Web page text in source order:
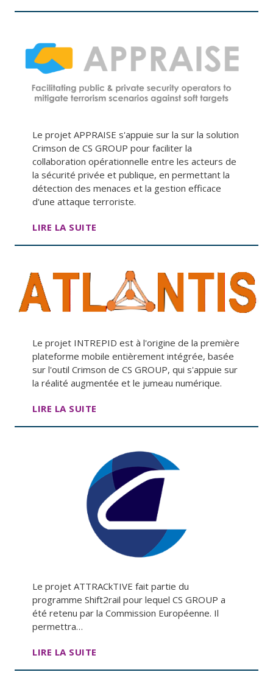
Le projet APPRAISE s'appuie sur la sur la solution
Crimson de CS GROUP pour faciliter la
collaboration opérationnelle entre les acteurs de
la sécurité privée et publique, en permettant la
détection des menaces et la gestion efficace
d'une attaque terroriste.
LIRE LA SUITE
Le projet INTREPID est à l'origine de la première
plateforme mobile entièrement intégrée, basée
sur l'outil Crimson de CS GROUP, qui s'appuie sur
la réalité augmentée et le jumeau numérique.
LIRE LA SUITE
Le projet ATTRACkTIVE fait partie du
programme Shift2rail pour lequel CS GROUP a
été retenu par la Commission Européenne. Il
permettra…
LIRE LA SUITE